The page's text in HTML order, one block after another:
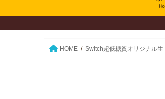
HOME Switch超低糖質オリジナル生